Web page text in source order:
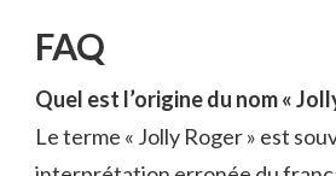
FAQ
Quel est l’origine du nom «
Le terme « Jolly Roger » est